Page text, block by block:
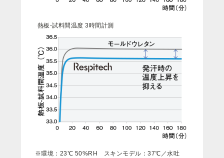
熱板-試料間温度 3時間計測
※環境 ： 23℃ 50%RH スキンモデル ：37℃／水吐